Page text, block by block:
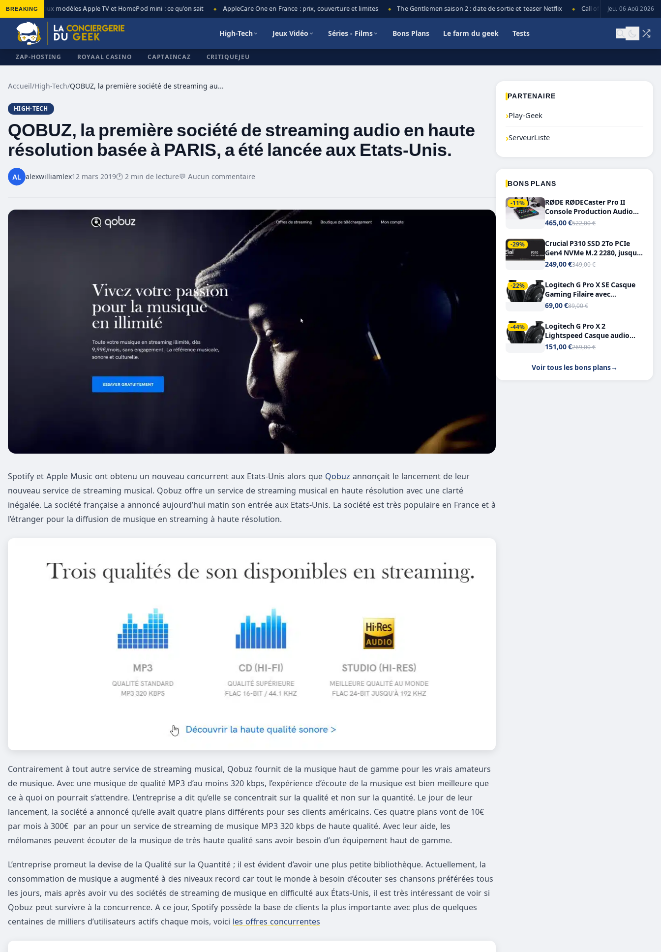
BREAKING
◆ Nouveaux modèles Apple TV et HomePod mini : ce qu’on sait AppleCare One en France : prix, couverture et limites The Gentlemen saison 2 : date de sortie et teaser Netflix Call of Duty: Black Ops 7
Jeu. 06 Aoû 2026
High-Tech Jeux Vidéo Séries - Films Bons Plans Le farm du geek Tests
ZAP-HOSTING ROYAAL CASINO CAPTAINCAZ CRITIQUEJEU
Accueil/High-Tech/ QOBUZ, la première société de streaming audio en haute résolution basée à PARIS, a été lancée aux Etats-Unis.
HIGH-TECH
QOBUZ, la première société de streaming audio en haute
résolution basée à PARIS, a été lancée aux Etats-Unis.
alexwilliamlex12 mars 2019🕐 2 min de lecture💬 Aucun commentaire
Spotify et Apple Music ont obtenu un nouveau concurrent aux Etats-Unis alors que Qobuz annonçait le lancement de leur
nouveau service de streaming musical. Qobuz offre un service de streaming musical en haute résolution avec une clarté
inégalée. La société française a annoncé aujourd’hui matin son entrée aux Etats-Unis. La société est très populaire en France et à
l’étranger pour la diffusion de musique en streaming à haute résolution.
Contrairement à tout autre service de streaming musical, Qobuz fournit de la musique haut de gamme pour les vrais amateurs
de musique. Avec une musique de qualité MP3 d’au moins 320 kbps, l’expérience d’écoute de la musique est bien meilleure que
ce à quoi on pourrait s’attendre. L’entreprise a dit qu’elle se concentrait sur la qualité et non sur la quantité. Le jour de leur
lancement, la société a annoncé qu’elle avait quatre plans différents pour ses clients américains. Ces quatre plans vont de 10€
par mois à 300€ par an pour un service de streaming de musique MP3 320 kbps de haute qualité. Avec leur aide, les
mélomanes peuvent écouter de la musique de très haute qualité sans avoir besoin d’un équipement haut de gamme.
L’entreprise promeut la devise de la Qualité sur la Quantité ; il est évident d’avoir une plus petite bibliothèque. Actuellement, la
consommation de musique a augmenté à des niveaux record car tout le monde à besoin d’écouter ses chansons préférées tous
les jours, mais après avoir vu des sociétés de streaming de musique en difficulté aux États-Unis, il est très intéressant de voir si
Qobuz peut survivre à la concurrence. A ce jour, Spotify possède la base de clients la plus importante avec plus de quelques
centaines de milliers d’utilisateurs actifs chaque mois, voici les offres concurrentes
PARTENAIRE
›Play-Geek
›ServeurListe
BONS PLANS
-11%
RØDE RØDECaster Pro II
Console Production Audio
Tout-en-Un, Bluetooth et
465,00 €522,00 €
-29%
Crucial P310 SSD 2To PCIe
Gen4 NVMe M.2 2280, jusqu’à
7.100 Mo/s
249,00 €349,00 €
-22%
Logitech G Pro X SE Casque
Gaming Filaire avec
Microphone Micro
7.1
69,00 €89,00 €
-44%
Logitech G Pro X 2
Lightspeed Casque audio
bluetooth
151,00 €269,00 €
Voir tous les bons plans→